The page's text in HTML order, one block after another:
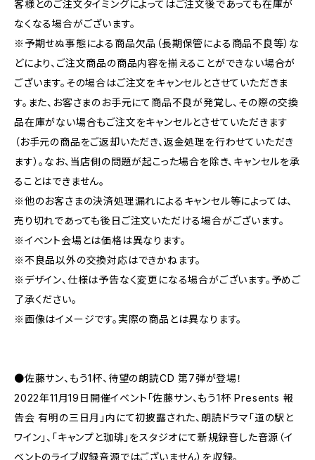
客様とのご注文タイミングによってはご注文後であっても在庫が
なくなる場合がございます。
※予期せぬ事態による商品欠品（長期保管による商品不良等）な
どにより、ご注文商品の商品内容を揃えることができない場合が
ございます。その場合はご注文をキャンセルとさせていただきま
す。また、お客さまのお手元にて商品不良が発覚し、その際の交換
品在庫がない場合もご注文をキャンセルとさせていただきます
（お手元の商品をご返却いただき、返金処理を行わせていただき
ます）。なお、当店側の問題が起こった場合を除き、キャンセルを承
ることはできません。
※他のお客さまの決済処理漏れによるキャンセル等によっては、
売り切れであっても後日ご注文いただける場合がございます。
※イベント会場とは価格は異なります。
※不良品以外の交換対応はできかねます。
※デザイン、仕様は予告なく変更になる場合がございます。予めご
了承ください。
※画像はイメージです。実際の商品とは異なります。
●佐藤サン、もう1杯、待望の朗読CD 第7弾が登場！
2022年11月19日開催イベント「佐藤サン、もう1杯 Presents 報
告会 有明の三日月」内にて初披露された、朗読ドラマ「道の駅と
ワイン」、「キャンプと珈琲」をスタジオにて新規録音した音源（イ
ベントのライブ収録音源ではございません）を収録。